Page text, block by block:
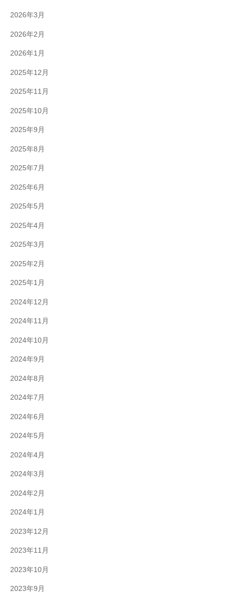
2026年3月
2026年2月
2026年1月
2025年12月
2025年11月
2025年10月
2025年9月
2025年8月
2025年7月
2025年6月
2025年5月
2025年4月
2025年3月
2025年2月
2025年1月
2024年12月
2024年11月
2024年10月
2024年9月
2024年8月
2024年7月
2024年6月
2024年5月
2024年4月
2024年3月
2024年2月
2024年1月
2023年12月
2023年11月
2023年10月
2023年9月